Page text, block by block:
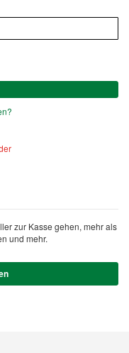
zur Kasse gehen, mehr als
und mehr.